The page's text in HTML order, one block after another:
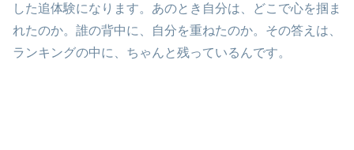
した追体験になります。あのとき自分は、どこで心を掴ま
れたのか。誰の背中に、自分を重ねたのか。その答えは、
ランキングの中に、ちゃんと残っているんです。